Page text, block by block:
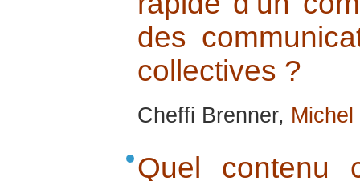
des
collectives ?
Cheffi Brenner,
Quel contenu